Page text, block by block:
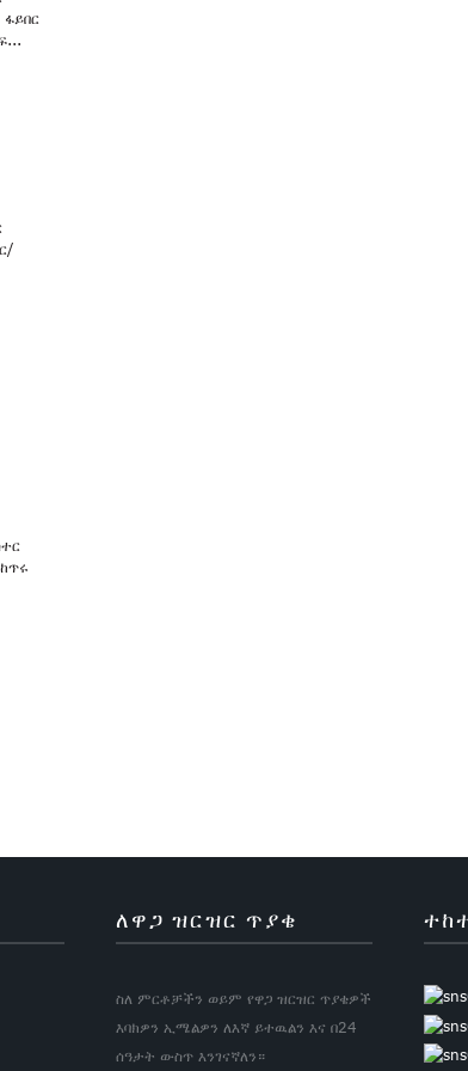
ለዋጋ ዝርዝር ጥያቄ
ስለ ምርቶቻችን ወይም የዋጋ ዝርዝር ጥያቄዎች
እባክዎን ኢሜልዎን ለእኛ ይተዉልን እና በ24
ሰዓታት ውስጥ እንገናኛለን።